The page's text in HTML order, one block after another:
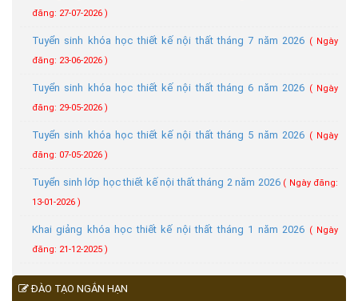
đăng: 27-07-2026 )
Tuyển sinh khóa học thiết kế nội thất tháng 7 năm 2026 ( Ngày
đăng: 23-06-2026 )
Tuyển sinh khóa học thiết kế nội thất tháng 6 năm 2026 ( Ngày
đăng: 29-05-2026 )
Tuyển sinh khóa học thiết kế nội thất tháng 5 năm 2026 ( Ngày
đăng: 07-05-2026 )
Tuyển sinh lớp học thiết kế nội thất tháng 2 năm 2026 ( Ngày đăng:
13-01-2026 )
Khai giảng khóa học thiết kế nội thất tháng 1 năm 2026 ( Ngày
đăng: 21-12-2025 )
ĐÀO TẠO NGẮN HẠN